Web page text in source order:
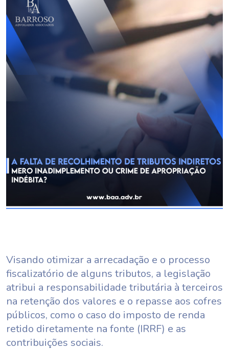
Visando otimizar a arrecadação e o processo
fiscalizatório de alguns tributos, a legislação
atribui a responsabilidade tributária à terceiros
na retenção dos valores e o repasse aos cofres
públicos, como o caso do imposto de renda
retido diretamente na fonte (IRRF) e as
contribuições sociais.